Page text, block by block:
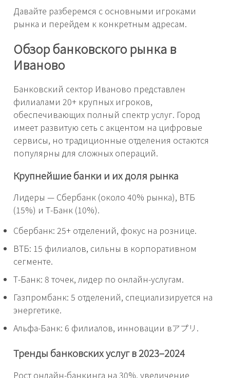
Давайте разберемся с основными игроками
рынка и перейдем к конкретным адресам.
Обзор банковского рынка в
Иваново
Банковский сектор Иваново представлен
филиалами 20+ крупных игроков,
обеспечивающих полный спектр услуг. Город
имеет развитую сеть с акцентом на цифровые
сервисы, но традиционные отделения остаются
популярны для сложных операций.
Крупнейшие банки и их доля рынка
Лидеры — Сбербанк (около 40% рынка), ВТБ
(15%) и Т-Банк (10%).
Сбербанк: 25+ отделений, фокус на рознице.
ВТБ: 15 филиалов, сильны в корпоративном
сегменте.
Т-Банк: 8 точек, лидер по онлайн-услугам.
Газпромбанк: 5 отделений, специализируется на
энергетике.
Альфа-Банк: 6 филиалов, инновации вアプリ.
Тренды банковских услуг в 2023–2024
Рост онлайн-банкинга на 30%, увеличение